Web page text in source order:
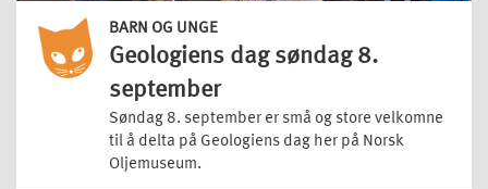
BARN OG UNGE
Geologiens dag søndag 8.
september
Søndag 8. september er små og store velkomne
til å delta på Geologiens dag her på Norsk
Oljemuseum.